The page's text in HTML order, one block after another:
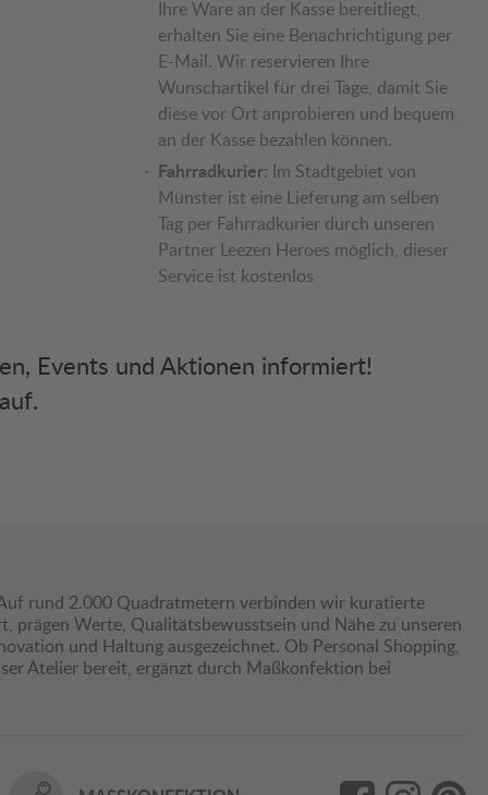
Ihre Ware an der Kasse bereitliegt,
erhalten Sie eine Benachrichtigung per
E-Mail. Wir reservieren Ihre
Wunschartikel für drei Tage, damit Sie
diese vor Ort anprobieren und bequem
an der Kasse bezahlen können.
Fahrradkurier: Im Stadtgebiet von
Münster ist eine Lieferung am selben
Tag per Fahrradkurier durch unseren
Partner Leezen Heroes möglich, dieser
Service ist kostenlos
Events und Aktionen informiert!
rund 2.000 Quadratmetern verbinden wir kuratierte
Werte, Qualitätsbewusstsein und Nähe zu unseren
und Haltung ausgezeichnet. Ob Personal Shopping,
Atelier bereit, ergänzt durch Maßkonfektion bei